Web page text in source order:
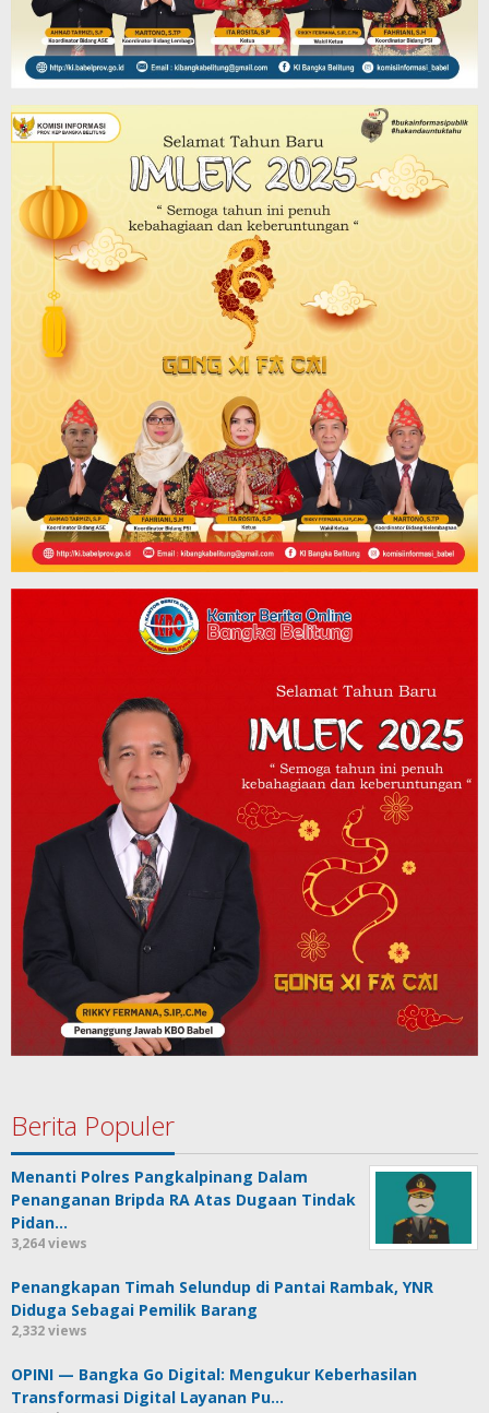
Berita Populer
Menanti Polres Pangkalpinang Dalam
Penanganan Bripda RA Atas Dugaan Tindak
Pidan…
3,264 views
Penangkapan Timah Selundup di Pantai Rambak, YNR
Diduga Sebagai Pemilik Barang
2,332 views
OPINI — Bangka Go Digital: Mengukur Keberhasilan
Transformasi Digital Layanan Pu…